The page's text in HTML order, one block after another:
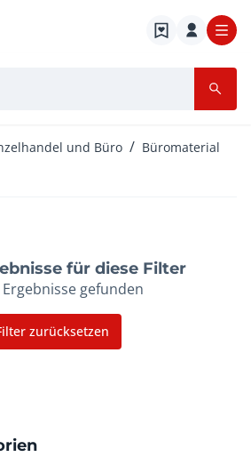
und Büro Büromaterial
für diese Filter
Ergebnisse gefunden
zurücksetzen